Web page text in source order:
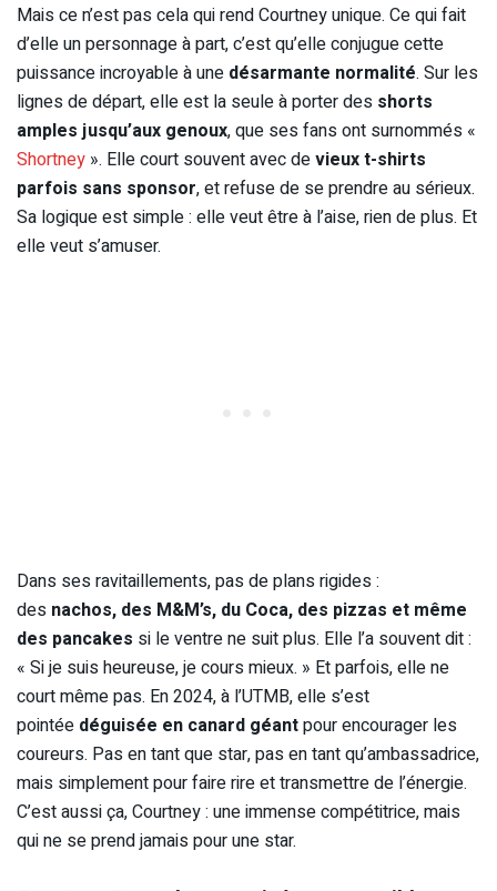
Mais ce n’est pas cela qui rend Courtney unique. Ce qui fait
d’elle un personnage à part, c’est qu’elle conjugue cette
puissance incroyable à une désarmante normalité. Sur les
lignes de départ, elle est la seule à porter des shorts
amples jusqu’aux genoux, que ses fans ont surnommés «
Shortney ». Elle court souvent avec devieux t-shirts
parfois sans sponsor, et refuse de se prendre au sérieux.
Sa logique est simple : elle veut être à l’aise, rien de plus. Et
elle veut s’amuser.
Dans ses ravitaillements, pas de plans rigides :
des nachos, des M&M’s, du Coca, des pizzas et même
des pancakes si le ventre ne suit plus. Elle l’a souvent dit :
« Si je suis heureuse, je cours mieux. » Et parfois, elle ne
court même pas. En 2024, à l’UTMB, elle s’est
pointée déguisée en canard géantpour encourager les
coureurs. Pas en tant que star, pas en tant qu’ambassadrice,
mais simplement pour faire rire et transmettre de l’énergie.
C’est aussi ça, Courtney : une immense compétitrice, mais
qui ne se prend jamais pour une star.